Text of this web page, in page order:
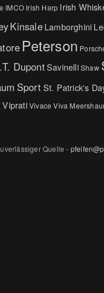
IMCO Irish Harp Irish
KinsaleLamborghini
Peterson
DupontSavinelliShaw
SportSt. Patrick's
VipratiVivace Viva
Quelle -